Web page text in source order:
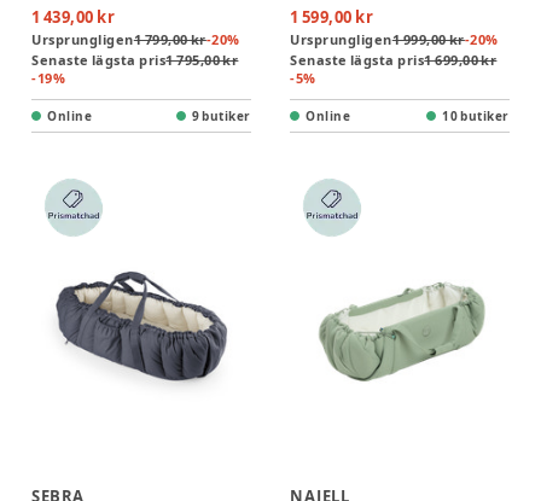
1 439,00 kr
Ursprungligen1 799,00 kr-20%
Senaste lägsta pris1 795,00 kr
-19%
Online 9 butiker
1 599,00 kr
Ursprungligen1 999,00 kr-20%
Senaste lägsta pris1 699,00 kr
-5%
Online 10 butiker
SEBRA
NAJELL